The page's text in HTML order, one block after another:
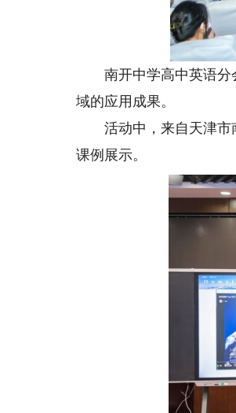
南开中学高中英语分
域的应用成果。
活动中，来自天津市
课例展示。